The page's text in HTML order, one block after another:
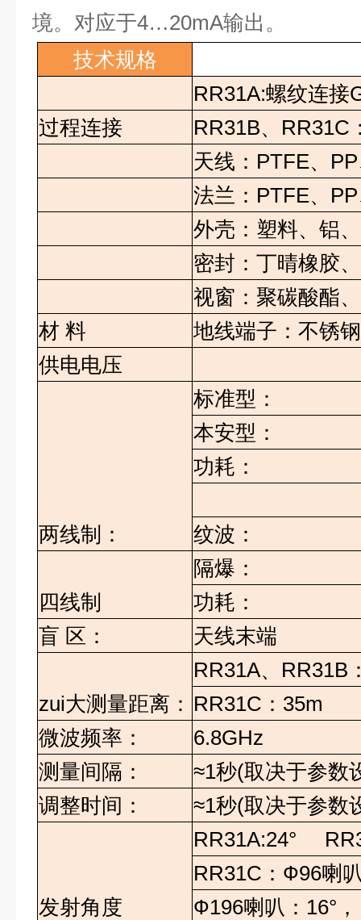
境。对应于4…20mA输出。
技术规格
RR31A:螺纹连接
过程连接
RR31B、 RR31C
天线： PTFE、 PP
法兰： PTFE、 PP
外壳：塑料、铝
密封：丁晴橡胶
视窗：聚碳酸酯
材 料
地线端子：不锈钢
供电电压
两线制：
标准型：
本安型：
功耗：
纹波：
四线制
隔爆：
功耗：
盲 区： 天线末端
zui大测量距离：
RR31A、 RR31B
RR31C ： 35m
微波频率：
6.8GHz
测量间隔：
≈1秒(取决于参数
调整时间：
≈1秒(取决于参数
发射角度
RR31A:24°
RR31C ： Ф96喇
Ф196喇叭： 16° ，